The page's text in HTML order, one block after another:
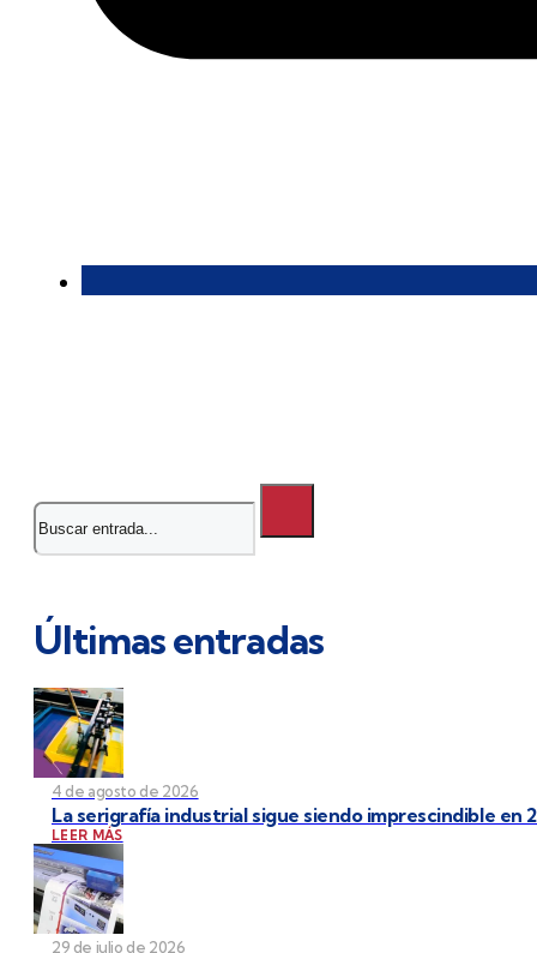
Últimas entradas
4 de agosto de 2026
La serigrafía industrial sigue siendo imprescindible en
LEER MÁS
29 de julio de 2026